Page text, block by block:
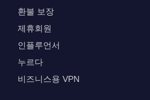
환불 보장
제휴회원
인플루언서
누르다
비즈니스용 VPN